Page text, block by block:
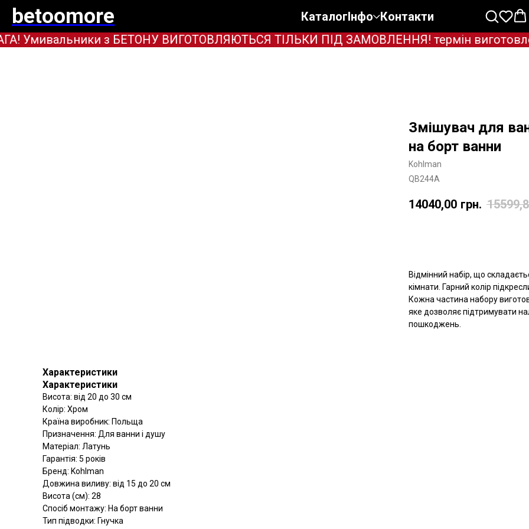
betoomore КаталогІнфо Контакти
Умивальники з БЕТОНУ ВИГОТОВЛЯЮТЬСЯ ТІЛЬКИ ПІД ЗАМОВЛЕННЯ! термін
Змішувач для
на борт ванни
Kohlman
QB244A
14040,00 грн.
Відмінний набір, що
кімнати. Гарний колір
Кожна частина набору
яке дозволяє підтримувати
пошкоджень.
Характеристики
Характеристики
Висота: від 20 до 30 см
Колір: Хром
Країна виробник: Польща
Призначення: Для ванни і душу
Матеріал: Латунь
Гарантія: 5 років
Бренд: Kohlman
Довжина виливу: від 15 до 20 см
Висота (см): 28
Спосіб монтажу: На борт ванни
Тип підводки: Гнучка